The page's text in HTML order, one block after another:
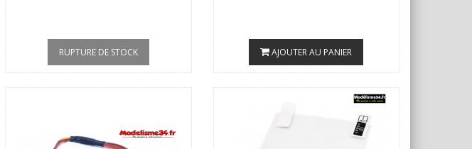
RUPTURE DE STOCK AJOUTER AU PANIER